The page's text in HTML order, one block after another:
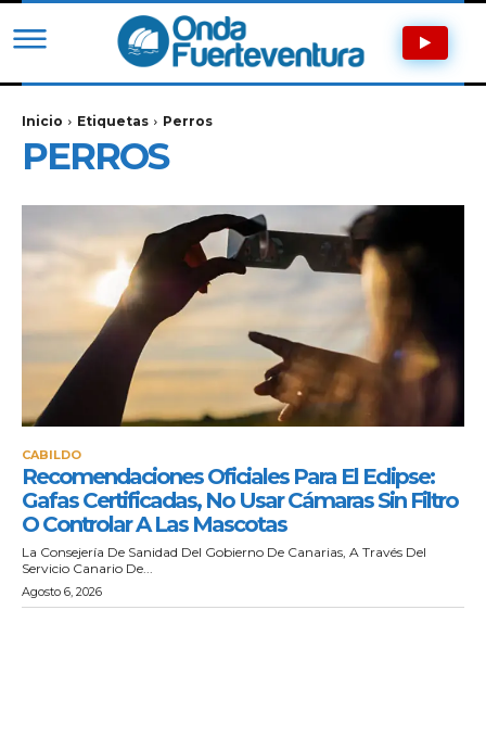
Inicio Etiquetas Perros
PERROS
CABILDO
Recomendaciones Oficiales Para El Eclipse:
Gafas Certificadas, No Usar Cámaras Sin Filtro
O Controlar A Las Mascotas
La Consejería De Sanidad Del Gobierno De Canarias, A Través Del
Servicio Canario De...
Agosto 6, 2026